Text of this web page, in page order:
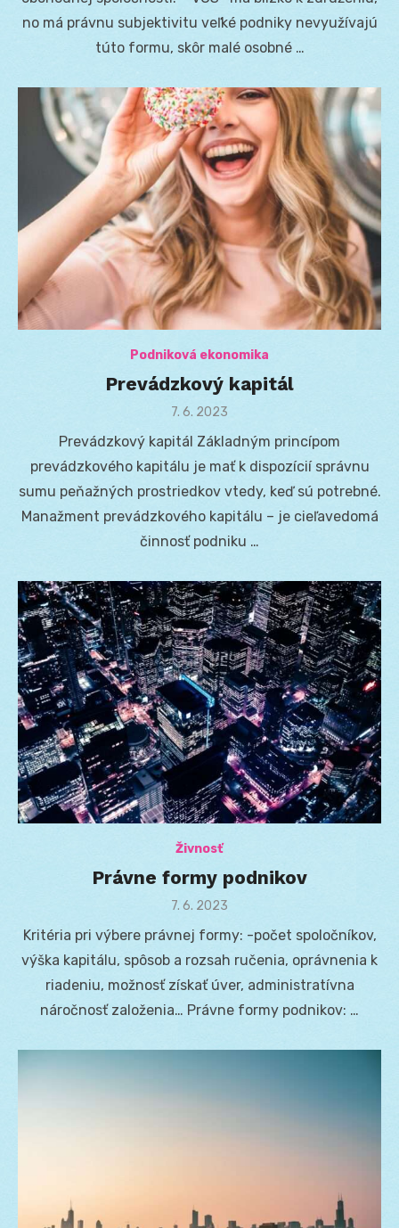
no má právnu subjektivitu veľké podniky nevyužívajú
túto formu, skôr malé osobné …
Podniková ekonomika
Prevádzkový kapitál
Posted
7. 6. 2023
Prevádzkový kapitál Základným princípom
prevádzkového kapitálu je mať k dispozícií správnu
sumu peňažných prostriedkov vtedy, keď sú potrebné.
Manažment prevádzkového kapitálu – je cieľavedomá
činnosť podniku …
Živnosť
Právne formy podnikov
Posted
7. 6. 2023
Kritéria pri výbere právnej formy: -počet spoločníkov,
výška kapitálu, spôsob a rozsah ručenia, oprávnenia k
riadeniu, možnosť získať úver, administratívna
náročnosť založenia… Právne formy podnikov: …